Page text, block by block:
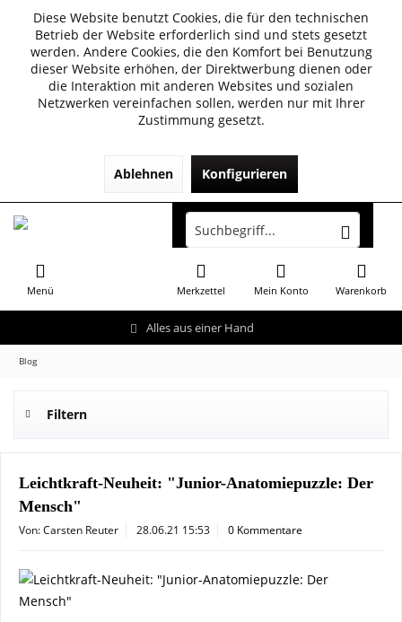
Diese Website benutzt Cookies, die für den technischen
Betrieb der Website erforderlich sind und stets gesetzt
werden. Andere Cookies, die den Komfort bei Benutzung
dieser Website erhöhen, der Direktwerbung dienen oder
die Interaktion mit anderen Websites und sozialen
Netzwerken vereinfachen sollen, werden nur mit Ihrer
Zustimmung gesetzt.
Ablehnen Konfigurieren
Alles aus einer Hand
Menü Warenkorb
Merkzettel Mein Konto
Blog
Filtern
Leichtkraft-Neuheit: "Junior-Anatomiepuzzle: Der
Mensch"
Von: Carsten Reuter 28.06.21 15:53 0 Kommentare